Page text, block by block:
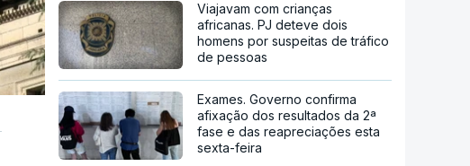
Viajavam com crianças
africanas. PJ deteve dois
homens por suspeitas de tráfico
de pessoas
Exames. Governo confirma
afixação dos resultados da 2ª
fase e das reapreciações esta
sexta-feira